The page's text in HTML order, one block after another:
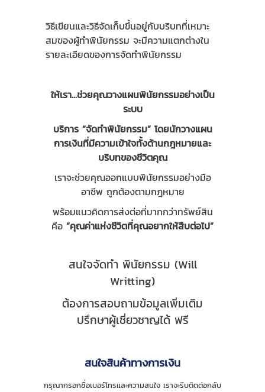
วิธีเขียนและวิธีจัดเก็บขึ้นอยู่กับบริบทที่เหมาะ
สมของผู้ทำพินัยกรรม จะมีความแตกต่างใน
รายละเอียดของการจัดทำพินัยกรรม
ให้เรา...ช่วยคุณวางแผนพินัยกรรมอย่างเป็น
ระบบ
บริการ “จัดทำพินัยกรรม” โดยนักวางแผน
การเงินที่มีความเข้าใจทั้งด้านกฎหมายและ
บริบทของชีวิตคุณ
เราจะช่วยคุณออกแบบพินัยกรรมอย่างมือ
อาชีพ ถูกต้องตามกฎหมาย
พร้อมแนวคิดการส่งต่อที่มากกว่าทรัพย์สิน
คือ “คุณค่าแห่งชีวิตที่คุณอยากให้สืบต่อไป”
สนใจจัดทำ พินัยกรรม (Will
Writting)
ต้องการสอบถามข้อมูลเพิ่มเติม
ปรึกษาผู้เชี่ยวชาญได้ ฟรี
สนใจสินค้าทางการเงิน
กรุณากรอกชื่อเบอร์โทรและความสนใจ เราจะรีบติดต่อกลับ